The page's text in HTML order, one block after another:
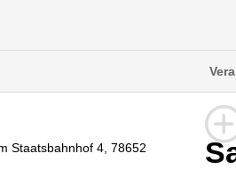
Staatsbahnhof 4, 78652